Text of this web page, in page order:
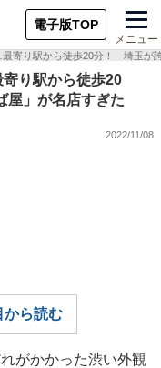
電子版TOP
メニュー
寄り駅から徒歩20分！ 埼玉が
り駅から徒歩20
」が名店すぎた
2022/11/08
から読む
がかかった渋い外観